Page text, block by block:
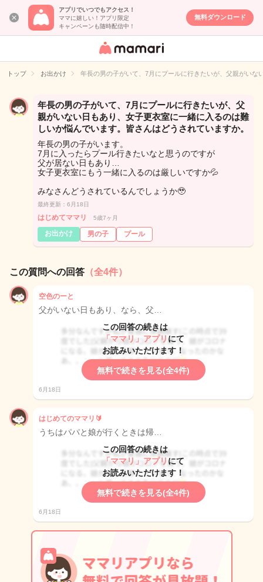
アプリでいつでもアクセス！
ママに嬉しい！アプリ限定
キャンペーンも随時配信中！
無料ダウンロード
女性専用匿名QA
イト
トップ お出かけ 年長の男の子がいて、7月にプールに行きたいが、父親がい
年長の男の子がいて、7月にプールに行きたいが、父
親がいない日もあり、女子更衣室に一緒に入るのは難
しいか悩んでいます。皆さんはどうされていますか。
年長の男の子がいます。
7月に入ったらプール行きたいなと思うのですが
父が居ない日もあり…
女子更衣室にもう一緒に入るのは厳しいですか💦
みなさんどうされているんでしょうか🥹
最終更新：6月18日
はじめてママリ 5歳7ヶ月
お出かけ 男の子 プール
この質問への回答 （全4件）
空色のーと
父がいない日もあり、なら、父…
この回答の続きは
「ママリ」アプリ にて
お読みいただけます！
無料で続きを見る(全4件)
6月18日
はじめてのママリ🔰
うちはパパと娘が行くときは帰…
この回答の続きは
「ママリ」アプリ にて
お読みいただけます！
無料で続きを見る(全4件)
6月18日